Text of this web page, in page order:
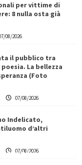
per vittime di
8 nulla osta già
08/2026
il pubblico tra
La bellezza
(Foto
07/08/2026
Indelicato,
d’altri
07/08/2026
partner chiave
la transizione